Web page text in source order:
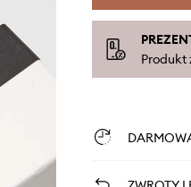
Produkt